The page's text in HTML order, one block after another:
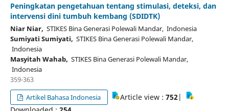
Peningkatan pengetahuan tentang stimulasi, deteksi, dan
intervensi dini tumbuh kembang (SDIDTK)
Niar Niar, STIKES Bina Generasi Polewali Mandar, Indonesia
Sumiyati Sumiyati, STIKES Bina Generasi Polewali Mandar,
Indonesia
Masyitah Wahab, STIKES Bina Generasi Polewali Mandar,
Indonesia
359-363
Artikel Bahasa Indonesia
Article view :752|